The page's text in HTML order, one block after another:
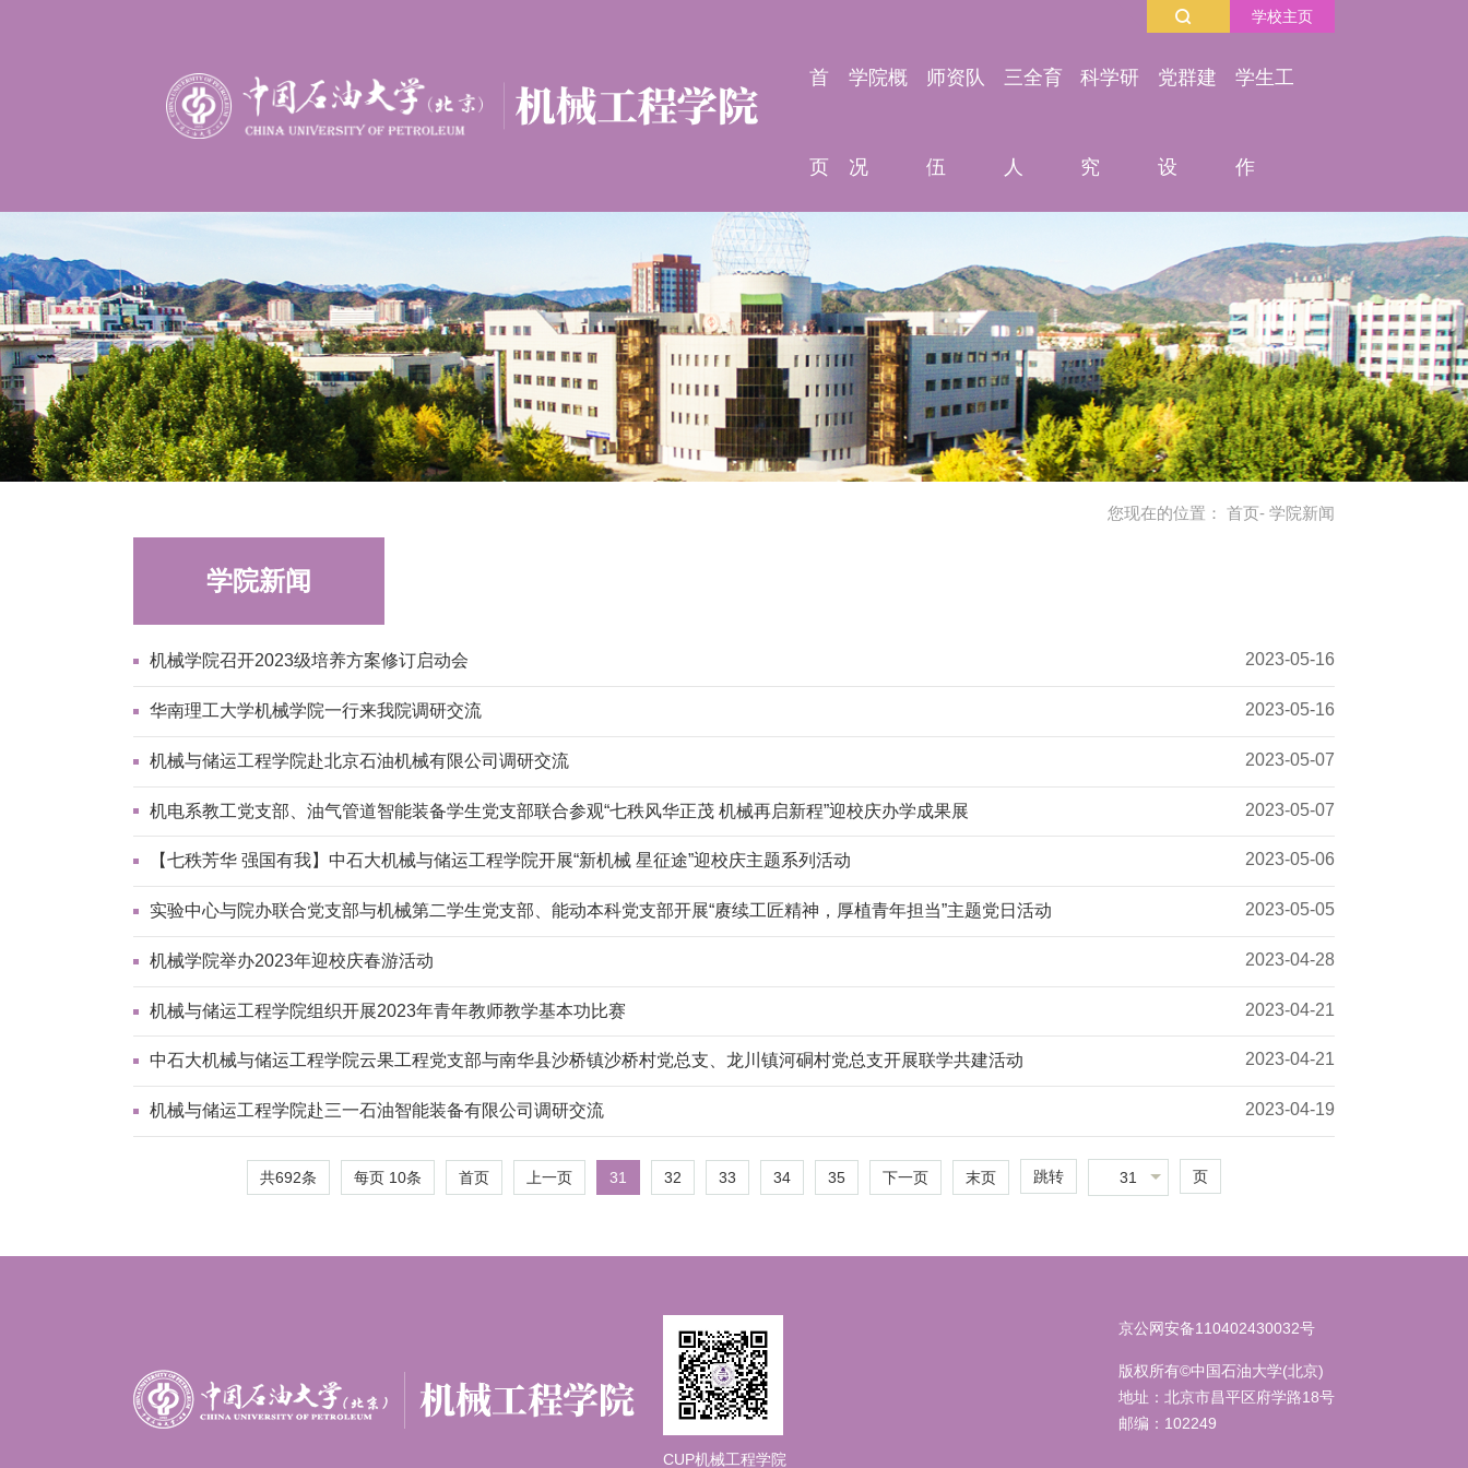
学校主页
首
页
学院概
况
师资队
伍
三全育
人
科学研
究
党群建
设
学生工
作
您现在的位置： 首页- 学院新闻
学院新闻
机械学院召开2023级培养方案修订启动会 2023-05-16
华南理工大学机械学院一行来我院调研交流 2023-05-16
机械与储运工程学院赴北京石油机械有限公司调研交流 2023-05-07
机电系教工党支部、油气管道智能装备学生党支部联合参观“七秩风华正茂 机械再启新程”迎校庆办学成果展 2023-05-07
【七秩芳华 强国有我】中石大机械与储运工程学院开展“新机械 星征途”迎校庆主题系列活动 2023-05-06
实验中心与院办联合党支部与机械第二学生党支部、能动本科党支部开展“赓续工匠精神，厚植青年担当”主题党日活动 2023-05-05
机械学院举办2023年迎校庆春游活动 2023-04-28
机械与储运工程学院组织开展2023年青年教师教学基本功比赛 2023-04-21
中石大机械与储运工程学院云果工程党支部与南华县沙桥镇沙桥村党总支、龙川镇河硐村党总支开展联学共建活动 2023-04-21
机械与储运工程学院赴三一石油智能装备有限公司调研交流 2023-04-19
共692条 每页 10条 首页 上一页 31 32 33 34 35 下一页 末页 跳转 31 页
CUP机械工程学院
京公网安备110402430032号
版权所有©中国石油大学(北京)
地址：北京市昌平区府学路18号
邮编：102249